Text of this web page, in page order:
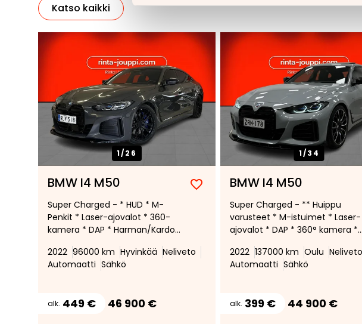
Katso kaikki
1/26
BMW I4 M50
Lisää
suosikiksi
Poista
suosikeista
Super Charged - * HUD * M-
Penkit * Laser-ajovalot * 360-
kamera * DAP * Harman/Kardon
* Comfort Acces * Dravit Gray
individual * 2 x vanteet ja
2022 96000 km Hyvinkää Neliveto
Automaatti Sähkö
alk. 449 € 46 900 €
1/34
BMW I4 M50
Super Charged - ** Huippu
varusteet * M-istuimet * Laser-
ajovalot * DAP * 360° kamera *
Carbon sisä & ulko * Kattoluukku
* Comfort Acces * Vetokoukku *
2022 137000 km Oulu Neliveto
Automaatti Sähkö
alk. 399 € 44 900 €